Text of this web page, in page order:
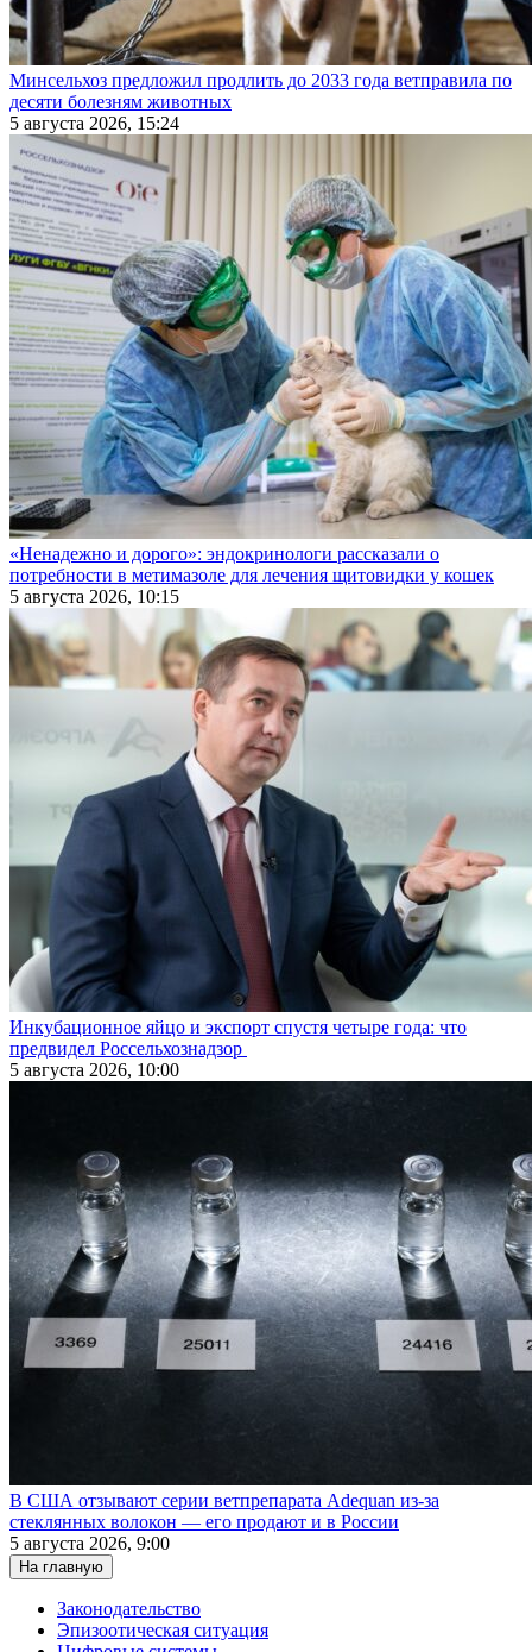
Минсельхоз предложил продлить до 2033 года ветправила по
десяти болезням животных
5 августа 2026, 15:24
«Ненадежно и дорого»: эндокринологи рассказали о
потребности в метимазоле для лечения щитовидки у кошек
5 августа 2026, 10:15
Инкубационное яйцо и экспорт спустя четыре года: что
предвидел Россельхознадзор
5 августа 2026, 10:00
В США отзывают серии ветпрепарата Adequan из-за
стеклянных волокон — его продают и в России
5 августа 2026, 9:00
На главную
Законодательство
Эпизоотическая ситуация